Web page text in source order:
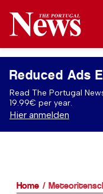
Reduced Ads
Read The Portugal
19.99€ per year.
Hier anmelden
Home